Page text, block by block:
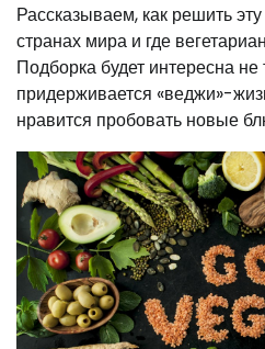
Рассказываем, как решить
странах мира и где
Подборка будет интересна не
придерживается «веджи»-
нравится пробовать новые